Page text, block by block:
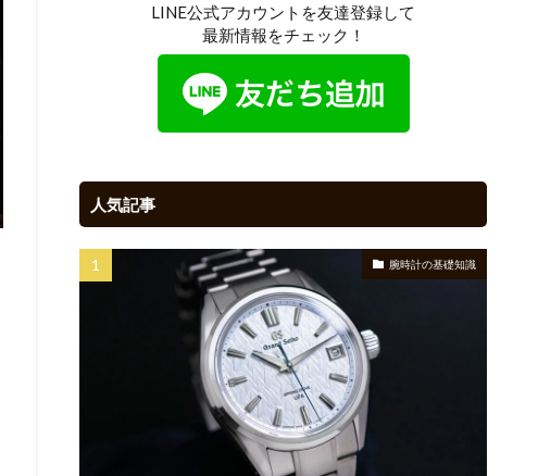
LINE公式アカウントを友達登録して
最新情報をチェック！
人気記事
腕時計の基礎知識